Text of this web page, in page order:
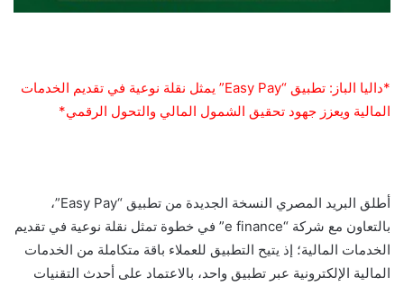
*داليا الباز: تطبيق “Easy Pay” يمثل نقلة نوعية في تقديم الخدمات
المالية ويعزز جهود تحقيق الشمول المالي والتحول الرقمي*
أطلق البريد المصري النسخة الجديدة من تطبيق “Easy Pay”،
بالتعاون مع شركة “e finance” في خطوة تمثل نقلة نوعية في تقديم
الخدمات المالية؛ إذ يتيح التطبيق للعملاء باقة متكاملة من الخدمات
المالية الإلكترونية عبر تطبيق واحد، بالاعتماد على أحدث التقنيات